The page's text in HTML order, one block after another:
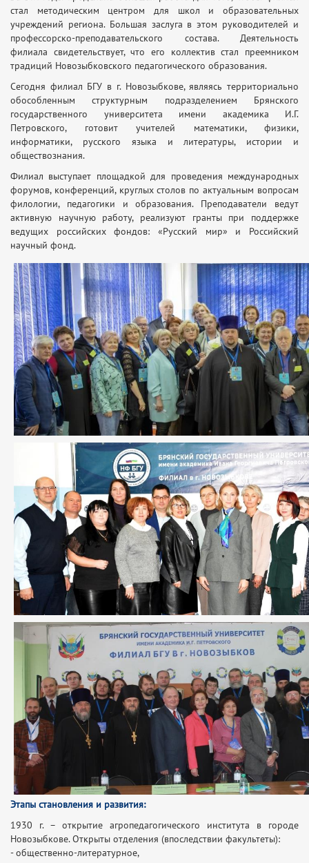
стал методическим центром для школ и образовательных
учреждений региона. Большая заслуга в этом руководителей и
профессорско-преподавательского состава. Деятельность
филиала свидетельствует, что его коллектив стал преемником
традиций Новозыбковского педагогического образования.
Сегодня филиал БГУ в г. Новозыбкове, являясь территориально
обособленным структурным подразделением Брянского
государственного университета имени академика И.Г.
Петровского, готовит учителей математики, физики,
информатики, русского языка и литературы, истории и
обществознания.
Филиал выступает площадкой для проведения международных
форумов, конференций, круглых столов по актуальным вопросам
филологии, педагогики и образования. Преподаватели ведут
активную научную работу, реализуют гранты при поддержке
ведущих российских фондов: «Русский мир» и Российский
научный фонд.
Этапы становления и развития:
1930 г. – открытие агропедагогического института в городе
Новозыбкове. Открыты отделения (впоследствии факультеты):
- общественно-литературное,